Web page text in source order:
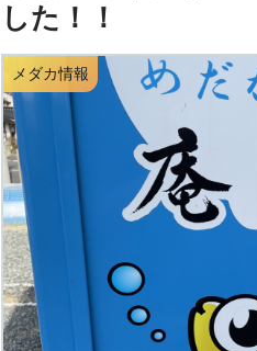
した！！
メダカ情報